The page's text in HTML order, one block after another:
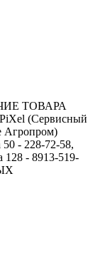
ТОВАРА
(Сервисный
Агропром)
- 228-72-58,
128 - 8913-519-